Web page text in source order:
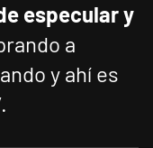
especular y
a
y ahí es